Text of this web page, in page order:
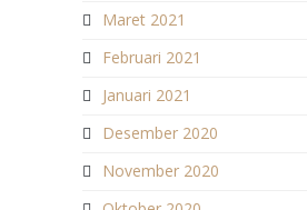
Maret 2021
Februari 2021
Januari 2021
Desember 2020
November 2020